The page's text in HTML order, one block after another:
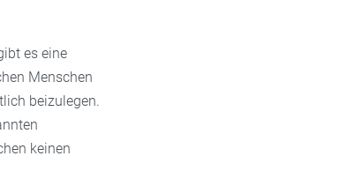
es eine
Menschen
beizulegen.
keinen